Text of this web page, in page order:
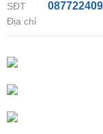
SĐT
Địa chỉ